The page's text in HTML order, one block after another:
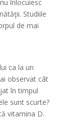
înlocuiesc
Studiile
de mai
ca la un
observat cât
în timpul
sunt scurte?
vitamina D.